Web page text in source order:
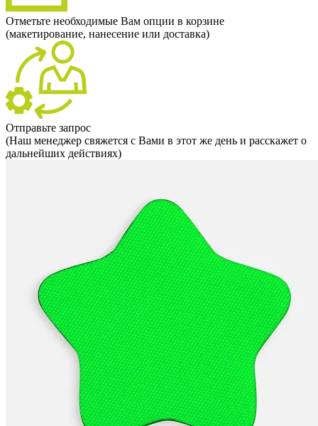
Отметьте необходимые Вам опции в корзине
(макетирование, нанесение или доставка)
Отправьте запрос
(Наш менеджер свяжется с Вами в этот же день и расскажет о
дальнейших действиях)